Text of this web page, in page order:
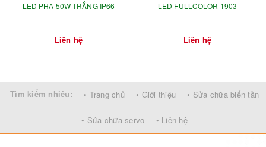
LED PHA 50W TRẮNG IP66
Liên hệ
LED FULLCOLOR 1903
Liên hệ
Tìm kiếm nhiều: • Trang chủ • Giới thiệu • Sửa chữa biến tần
• Sửa chữa servo • Liên hệ